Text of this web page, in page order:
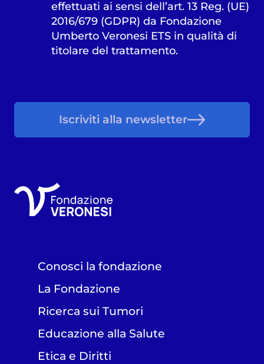
effettuati ai sensi dell’art. 13 Reg. (UE)
2016/679 (GDPR) da Fondazione
Umberto Veronesi ETS in qualità di
titolare del trattamento.
Iscriviti alla newsletter
Conosci la fondazione
La Fondazione
Ricerca sui Tumori
Educazione alla Salute
Etica e Diritti